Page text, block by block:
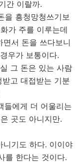
간 이랄까.
을 흥청망청쓰기보
가 주를 이루는데
서 돈을 쓰다보니
우가 보통이다.
그 돈은 있는 사람
고 대접받는 기분
들에게 더 어울리는
곳도 아니지만.
니기도 하다. 이이야
를 한다는 것이다.